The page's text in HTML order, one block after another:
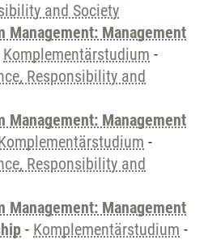
and Society
Management: Management
Komplementärstudium -
Responsibility and
Management: Management
-
Responsibility and
Management: Management
- Komplementärstudium -